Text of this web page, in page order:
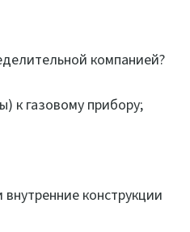
компанией?
к газовому прибору;
конструкции